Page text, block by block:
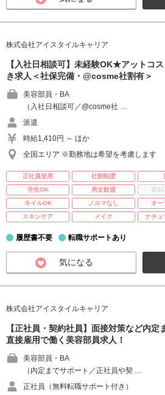
株式会社アイスタイルキャリア
【入社日相談可】未経験OK★アットコ
き求人＜社保完備・@cosme社割有＞
美容部員・BA
（入社日相談可／@cosme社 …
派遣
時給1,410円 ～ ほか
全国エリア ※勤務地は希望を考慮します
正社員登用 社割制度
学生OK
男女歓迎 週3
ネイルOK
ノルマなし オー
スキンケア
メイク ナチュ
履歴書不要 転職サポートあり
気になる
株式会社アイスタイルキャリア
【正社員・契約社員】面接対策など内
直接雇用で働く美容部員求人！
美容部員・BA
（内定までサポート／正社員や契 …
正社員（無料転職サポート付き）